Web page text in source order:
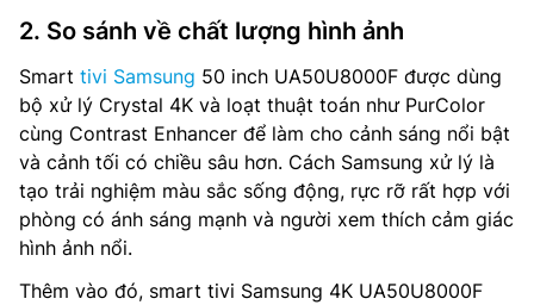
2. So sánh về chất lượng hình ảnh
Smart tivi Samsung 50 inch UA50U8000F được dùng
bộ xử lý Crystal 4K và loạt thuật toán như PurColor
cùng Contrast Enhancer để làm cho cảnh sáng nổi bật
và cảnh tối có chiều sâu hơn. Cách Samsung xử lý là
tạo trải nghiệm màu sắc sống động, rực rỡ rất hợp với
phòng có ánh sáng mạnh và người xem thích cảm giác
hình ảnh nổi.
Thêm vào đó, smart tivi Samsung 4K UA50U8000F